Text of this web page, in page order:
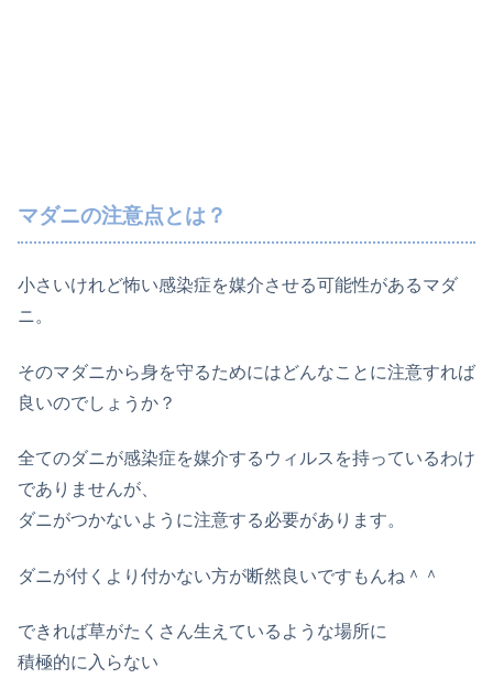
マダニの注意点とは？
小さいけれど怖い感染症を媒介させる可能性があるマダ
ニ。
そのマダニから身を守るためにはどんなことに注意すれば
良いのでしょうか？
全てのダニが感染症を媒介するウィルスを持っているわけ
でありませんが、
ダニがつかないように注意する必要があります。
ダニが付くより付かない方が断然良いですもんね＾＾
できれば草がたくさん生えているような場所に
積極的に入らない